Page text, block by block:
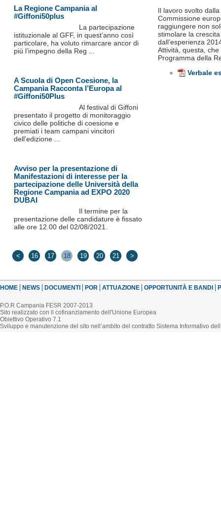
Il lavoro svolto
Commissione
raggiungere non
stimolare la
dall’esperienza
Attività, questa,
Programma della
Verbale
La Regione Campania al
#Giffoni50plus
La partecipazione
istituzionale al GFF, in quest’anno così
particolare, ha voluto rimarcare ancor di
più l’impegno della Reg ...
A Scuola di Open Coesione, la
Campania Racconta l’Europa al
#Giffoni50Plus
Al festival di Giffoni
presentato il progetto di monitoraggio
civico delle politiche di coesione e
premiati i team campani vincitori
dell'edizione ...
Avviso per la presentazione di
Manifestazioni di interesse per la
partecipazione delle Università della
Regione Campania ad EXPO 2020
DUBAI
Il termine per la
presentazione delle candidature è fissato
alle ore 12.00 del 02/08/2021.
< 16 17 18 19 20 21 >
HOME NEWS DOCUMENTI POR ATTUAZIONE OPPORTUNITÀ E BANDI
P.O.R Campania FESR 2007-2013
Sito realizzato con il cofinanziamento dell'Unione Europea
Obiettivo Operativo 7.1
Sviluppo e manutenzione del sito nell’ambito del contratto Sistema Informativo